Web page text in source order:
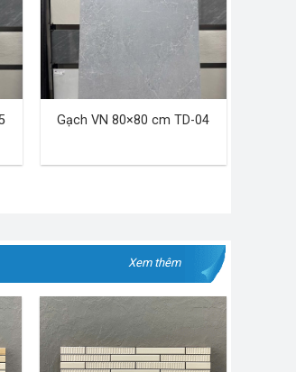
Gạch VN 80×80 cm TD-04
Xem thêm